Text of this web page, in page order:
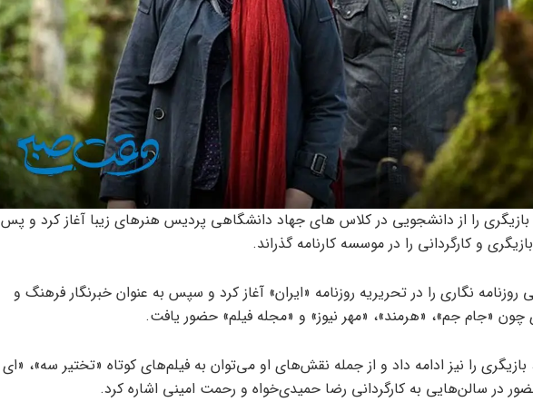
را از دانشجویی در کلاس های جهاد دانشگاهی پردیس هنرهای زیبا آغاز کرد و پس
و کارگردانی را در موسسه کارنامه گذراند.
نگاری را در تحریریه روزنامه «ایران» آغاز کرد و سپس به عنوان خبرنگار فرهنگ و
چون «جام جم»، «هرمند»، «مهر نیوز» و «مجله فیلم» حضور یافت.
را نیز ادامه داد و از جمله نقش‌های او می‌توان به فیلم‌های کوتاه «تختیر سه»، «ای
در سالن‌هایی به کارگردانی رضا حمیدی‌خواه و رحمت امینی اشاره کرد.